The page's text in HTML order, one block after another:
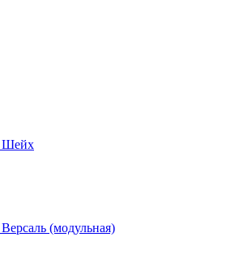
Шейх
(модульная)